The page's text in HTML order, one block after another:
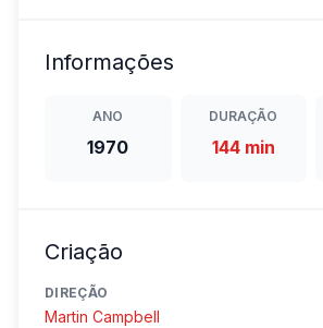
Informações
ANO
1970
DURAÇÃO
144 min
Criação
DIREÇÃO
Martin Campbell